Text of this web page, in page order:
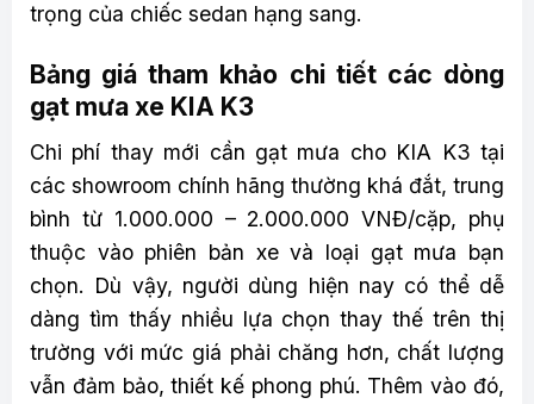
trọng của chiếc sedan hạng sang.
Bảng giá tham khảo chi tiết các dòng
gạt mưa xe KIA K3
Chi phí thay mới cần gạt mưa cho KIA K3 tại
các showroom chính hãng thường khá đắt, trung
bình từ 1.000.000 – 2.000.000 VNĐ/cặp, phụ
thuộc vào phiên bản xe và loại gạt mưa bạn
chọn. Dù vậy, người dùng hiện nay có thể dễ
dàng tìm thấy nhiều lựa chọn thay thế trên thị
trường với mức giá phải chăng hơn, chất lượng
vẫn đảm bảo, thiết kế phong phú. Thêm vào đó,